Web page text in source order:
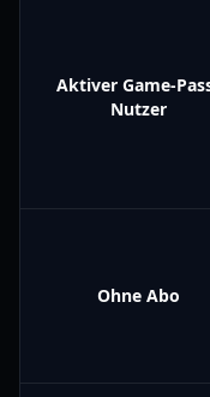
Aktiver Game-
Nutzer
Ohne Abo